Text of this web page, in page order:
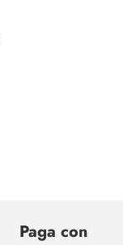
Paga con